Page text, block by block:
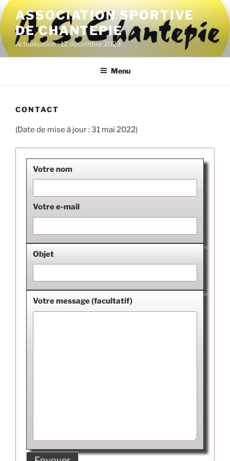
Aller
au
contenu
principal
ASSOCIATION SPORTIVE
DE CHANTEPIE
Actualisation : 12 décembre 2023
Menu
CONTACT
(Date de mise à jour : 31 mai 2022)
Votre nom
Votre e-mail
Objet
Votre message (facultatif)